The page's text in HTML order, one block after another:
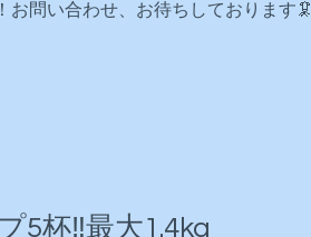
お問い合わせ、お待ちしております🦑
5杯‼️最大1.4kg